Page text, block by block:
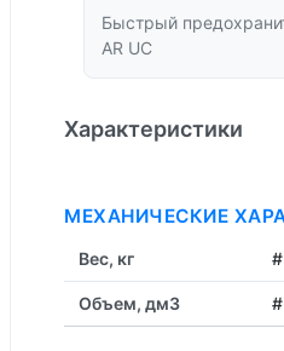
Быстрый
AR UC
Характеристики
МЕХАНИЧЕСКИЕ
Вес, кг
Объем, дм3